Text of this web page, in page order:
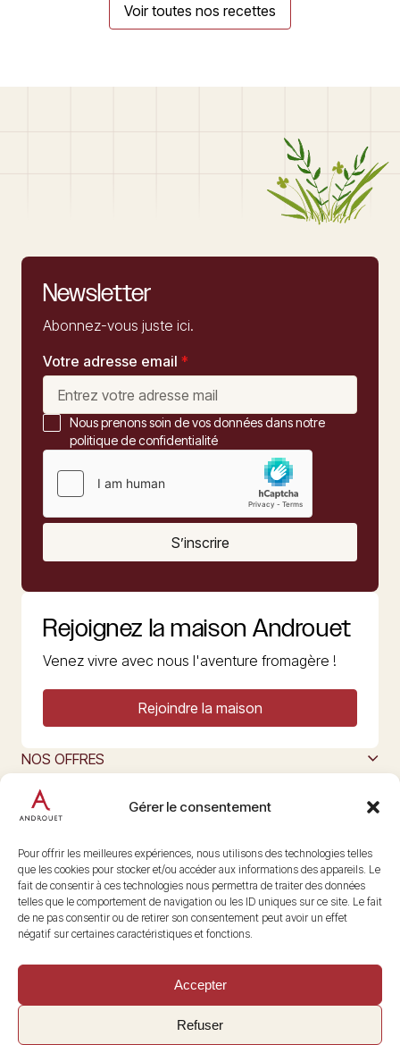
Gérer le consentement
Pour offrir les meilleures expériences, nous utilisons des technologies telles
que les cookies pour stocker et/ou accéder aux informations des appareils. Le
fait de consentir à ces technologies nous permettra de traiter des données
telles que le comportement de navigation ou les ID uniques sur ce site. Le fait
de ne pas consentir ou de retirer son consentement peut avoir un effet
négatif sur certaines caractéristiques et fonctions.
Accepter
Refuser
Voir toutes nos recettes
Newsletter
Abonnez-vous juste ici.
Votre adresse email *
Nous prenons soin de vos données dans notre
politique de confidentialité
S’inscrire
Rejoignez la maison Androuet
Venez vivre avec nous l'aventure fromagère !
Rejoindre la maison
NOS OFFRES
L’ART DU FROMAGE
Nous suivre
@maisonandrouet
Copyright © 2026 Androuet
Site parMake the Grade